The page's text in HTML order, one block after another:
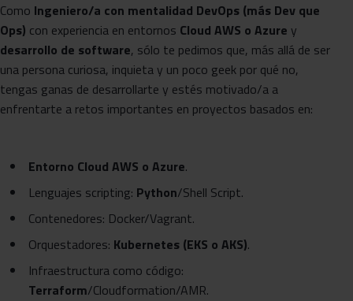
Como Ingeniero/a con mentalidad DevOps (más Dev que
Ops) con experiencia en entornos Cloud AWS o Azure y
desarrollo de software, sólo te pedimos que, más allá de ser
una persona curiosa, inquieta y un poco geek por qué no,
tengas ganas de desarrollarte y estés motivado/a a
enfrentarte a retos importantes en proyectos basados en:
Entorno Cloud AWS o Azure.
Lenguajes scripting: Python/Shell Script.
Contenedores: Docker/Vagrant.
Orquestadores: Kubernetes (EKS o AKS).
Infraestructura como código:
Terraform/Cloudformation/AMR.